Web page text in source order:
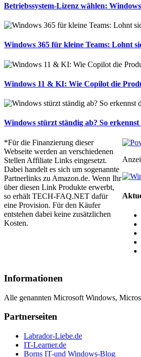
Betriebssystem-Lizenz wählen:
Windows 365 für kleine Teams: Lohnt
Windows 11 & KI: Wie Copilot die
Windows stürzt ständig ab? So
*Für die Finanzierung dieser
Webseite werden an verschiedenen
Stellen Affiliate Links eingesetzt.
Dabei handelt es sich um sogenannte
Partnerlinks zu Amazon.de. Wenn Ihr
über diesen Link Produkte erwerbt,
so erhält TECH-FAQ.NET dafür
eine Provision. Für den Käufer
entstehen dabei keine zusätzlichen
Kosten.
Informationen
Alle genannten Microsoft Windows,
Partnerseiten
Labrador-Liebe.de
IT-Learner.de
Borns IT-und Windows-Blog